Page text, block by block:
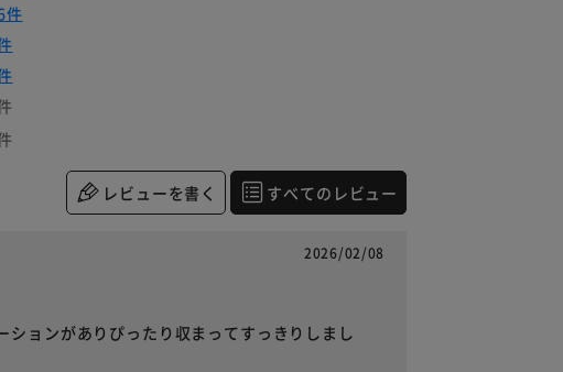
件
レビューを書く すべてのレビュー
2026/02/08
ョンがありぴったり収まってすっきりしまし